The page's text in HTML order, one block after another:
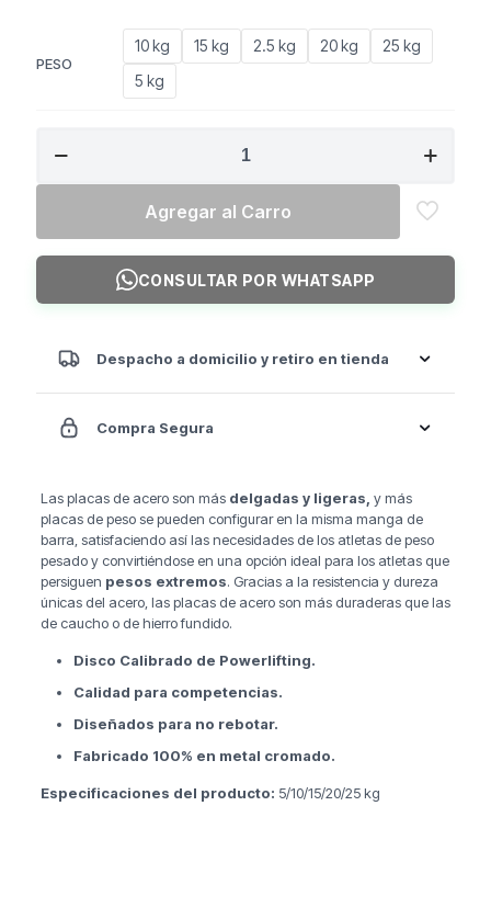
precios:
desde
PESO
10 kg 15 kg 2.5 kg 20 kg
25 kg
5 kg
STRENGTH
De
Acero
Premium
cantidad
Agregar al Carro
CONSULTAR POR WHATSAPP
Despacho a domicilio y retiro en tienda
Compra Segura
Las placas de acero son más delgadas y ligeras, y más
placas de peso se pueden configurar en la misma manga de
barra, satisfaciendo así las necesidades de los atletas de peso
pesado y convirtiéndose en una opción ideal para los atletas que
persiguen pesos extremos. Gracias a la resistencia y dureza
únicas del acero, las placas de acero son más duraderas que las
de caucho o de hierro fundido.
Disco Calibrado de Powerlifting.
Calidad para competencias.
Diseñados para no rebotar.
Fabricado 100% en metal cromado.
Especificaciones del producto: 5/10/15/20/25 kg